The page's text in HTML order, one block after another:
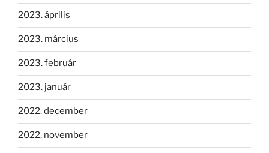
2023. április
2023. március
2023. február
2023. január
2022. december
2022. november